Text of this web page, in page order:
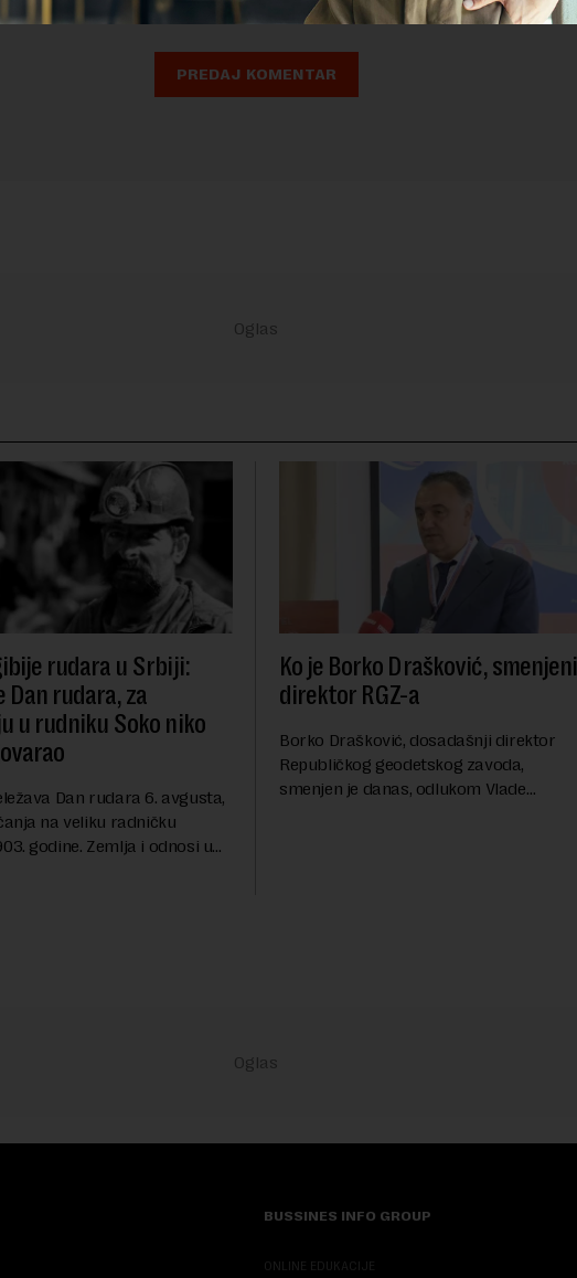
rudara u Srbiji:
Dan rudara, za
u rudniku Soko niko
Dan rudara 6. avgusta,
na veliku radničku
godine. Zemlja i odnosi u
Ko je Borko Drašković, smenjeni
direktor RGZ-a
Borko Drašković, dosadašnji direktor
Republičkog geodetskog zavoda,
smenjen je danas, odlukom Vlade
BUSSINES INFO GROUP
ONLINE EDUKACIJE